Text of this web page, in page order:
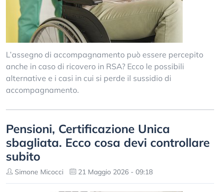
L’assegno di accompagnamento può essere percepito
anche in caso di ricovero in RSA? Ecco le possibili
alternative e i casi in cui si perde il sussidio di
accompagnamento.
Pensioni, Certificazione Unica
sbagliata. Ecco cosa devi controllare
subito
Simone Micocci 21 Maggio 2026 - 09:18